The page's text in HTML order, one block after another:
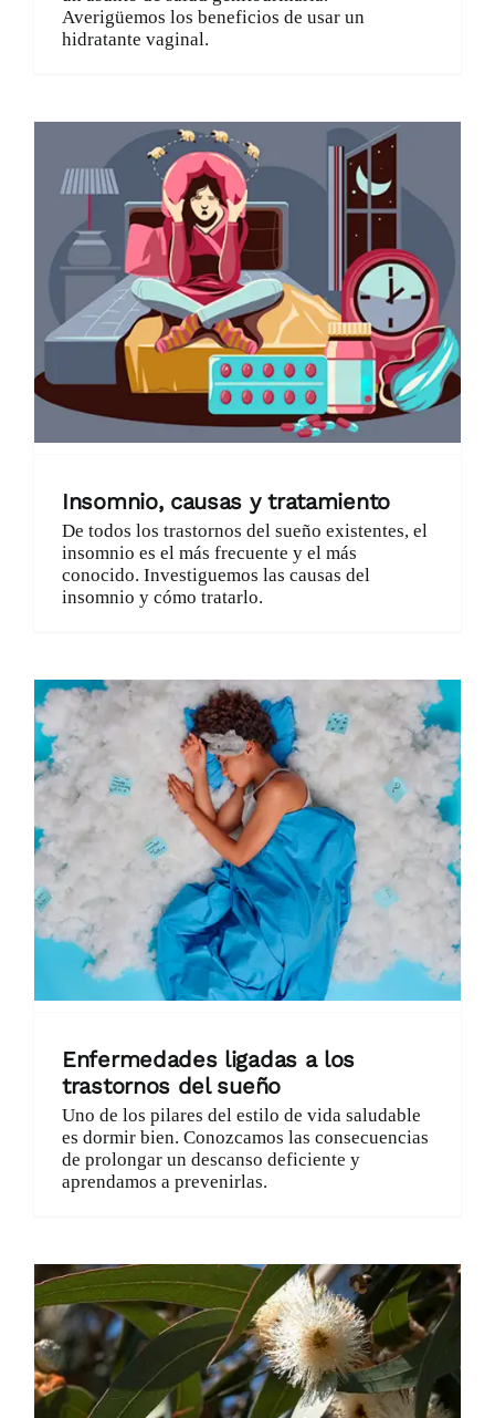
Averigüemos los beneficios de usar un
hidratante vaginal.
Insomnio, causas y tratamiento
De todos los trastornos del sueño existentes, el
insomnio es el más frecuente y el más
conocido. Investiguemos las causas del
insomnio y cómo tratarlo.
Enfermedades ligadas a los
trastornos del sueño
Uno de los pilares del estilo de vida saludable
es dormir bien. Conozcamos las consecuencias
de prolongar un descanso deficiente y
aprendamos a prevenirlas.